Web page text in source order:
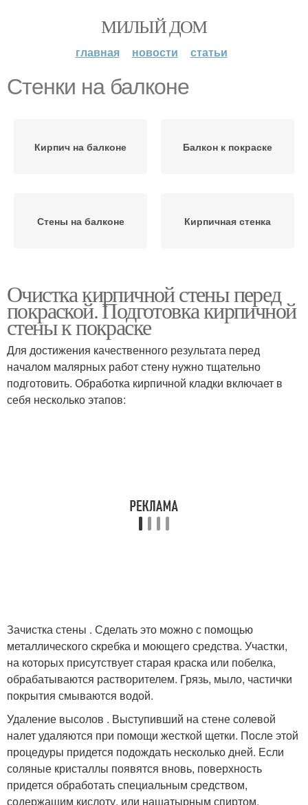
МИЛЫЙ ДОМ
главная новости статьи
Стенки на балконе
Кирпич на балконе Балкон к покраске
Стены на балконе Кирпичная стенка
Очистка кирпичной стены перед
покраской. Подготовка кирпичной
стены к покраске
Для достижения качественного результата перед
началом малярных работ стену нужно тщательно
подготовить. Обработка кирпичной кладки включает в
себя несколько этапов:
Зачистка стены . Сделать это можно с помощью
металлического скребка и моющего средства. Участки,
на которых присутствует старая краска или побелка,
обрабатываются растворителем. Грязь, мыло, частички
покрытия смываются водой.
Удаление высолов . Выступивший на стене солевой
налет удаляются при помощи жесткой щетки. После этой
процедуры придется подождать несколько дней. Если
соляные кристаллы появятся вновь, поверхность
придется обработать специальным средством,
содержащим кислоту, или нашатырным спиртом.